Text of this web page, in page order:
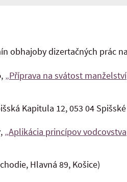
obhajoby dizertačných prác
, „Příprava na svátost manželství
Kapitula 12, 053 04
, „Aplikácia princípov vodcovstva
Hlavná 89, Košice)